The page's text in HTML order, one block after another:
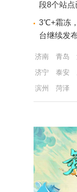
段8个站点
3℃+霜冻
台继续发
济南 青岛
济宁
泰安
滨州
菏泽